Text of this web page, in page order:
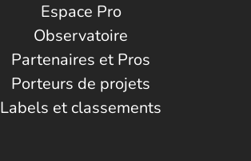
Espace Pro
Observatoire
Partenaires et Pros
Porteurs de projets
Labels et classements